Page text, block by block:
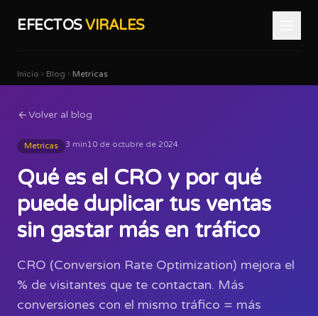
EFECTOSVIRALES
Inicio Blog Metricas
Volver al blog
Metricas 3 min10 de octubre de 2024
Qué es el CRO y por qué
puede duplicar tus ventas
sin gastar más en tráfico
CRO (Conversion Rate Optimization) mejora el
% de visitantes que te contactan. Más
conversiones con el mismo tráfico = más